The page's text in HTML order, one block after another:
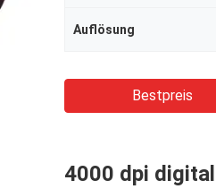
Auflösung
Bestpreis
4000 dpi